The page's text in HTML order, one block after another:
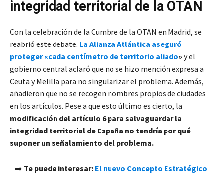
integridad territorial de la OTAN
Con la celebración de la Cumbre de la OTAN en Madrid, se
reabrió este debate. La Alianza Atlántica aseguró
proteger«cada centímetro de territorio aliado» y el
gobierno central aclaró que no se hizo mención expresa a
Ceuta y Melilla para no singularizar el problema. Además,
añadieron que no se recogen nombres propios de ciudades
en los artículos. Pese a que esto último es cierto, la
modificación del artículo 6 para salvaguardar la
integridad territorial de España no tendría por qué
suponer un señalamiento del problema.
➡️ Te puede interesar: El nuevo Concepto Estratégico